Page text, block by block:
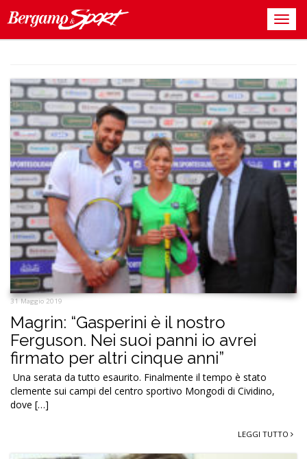
31 Maggio 2019
Magrin: “Gasperini è il nostro
Ferguson. Nei suoi panni io avrei
firmato per altri cinque anni”
Una serata da tutto esaurito. Finalmente il tempo è stato
clemente sui campi del centro sportivo Mongodi di Cividino,
dove […]
LEGGI TUTTO